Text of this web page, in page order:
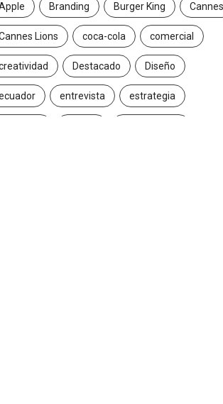
Branding Burger King Cannes
Lions coca-cola comercial
Destacado Diseño
entrevista estrategia